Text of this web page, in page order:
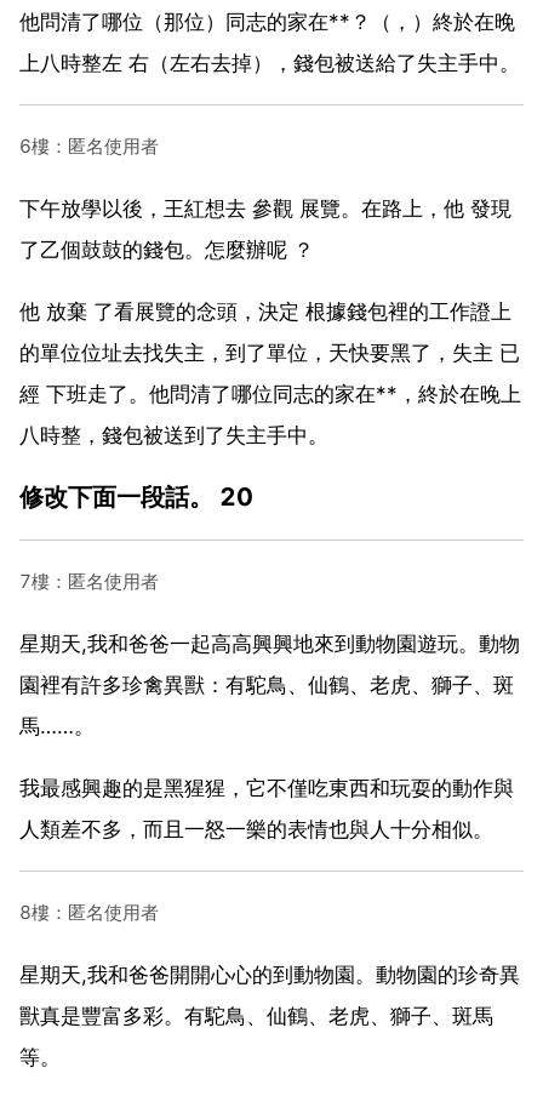
他問清了哪位（那位）同志的家在**？（，）終於在晚
上八時整左 右（左右去掉），錢包被送給了失主手中。
6樓：匿名使用者
下午放學以後，王紅想去 參觀 展覽。在路上，他 發現
了乙個鼓鼓的錢包。怎麼辦呢 ？
他 放棄 了看展覽的念頭，決定 根據錢包裡的工作證上
的單位位址去找失主，到了單位，天快要黑了，失主 已
經 下班走了。他問清了哪位同志的家在**，終於在晚上
八時整，錢包被送到了失主手中。
修改下面一段話。 20
7樓：匿名使用者
星期天,我和爸爸一起高高興興地來到動物園遊玩。動物
園裡有許多珍禽異獸：有駝鳥、仙鶴、老虎、獅子、斑
馬……。
我最感興趣的是黑猩猩，它不僅吃東西和玩耍的動作與
人類差不多，而且一怒一樂的表情也與人十分相似。
8樓：匿名使用者
星期天,我和爸爸開開心心的到動物園。動物園的珍奇異
獸真是豐富多彩。有駝鳥、仙鶴、老虎、獅子、斑馬
等。